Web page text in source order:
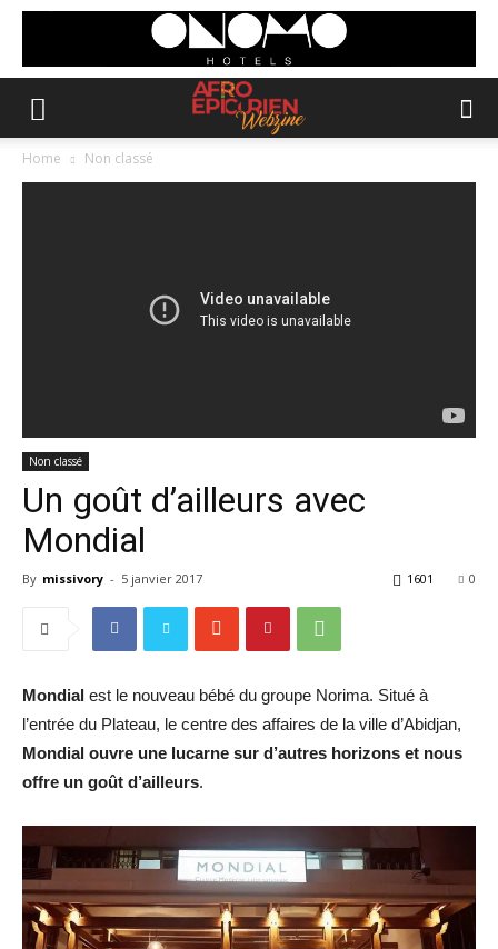
Home Non classé
Non classé
Un goût d’ailleurs avec
Mondial
By missivory - 5 janvier 2017 0
1601
Mondial est le nouveau bébé du groupe Norima. Situé à
l’entrée du Plateau, le centre des affaires de la ville d’Abidjan,
Mondial ouvre une lucarne sur d’autres horizons et nous
offre un goût d’ailleurs.